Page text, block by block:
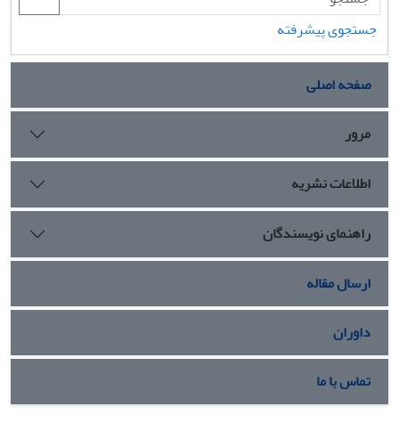
جستجوی پیشرفته
صفحه اصلی
مرور
اطلاعات نشریه
راهنمای نویسندگان
ارسال مقاله
داوران
تماس با ما